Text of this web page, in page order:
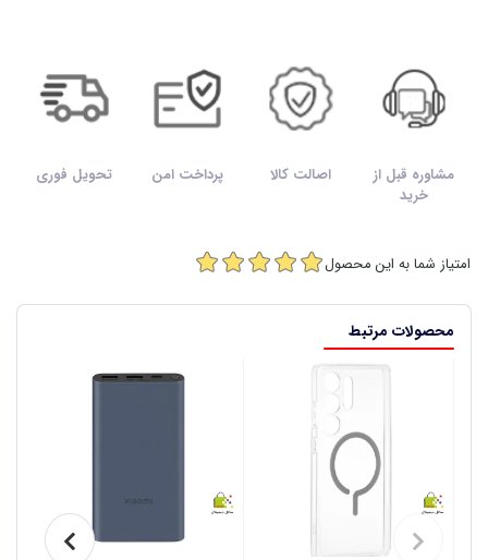
مشاوره قبل از
خرید
اصالت کالا پرداخت امن تحویل فوری
امتیاز شما به این محصول
محصولات مرتبط